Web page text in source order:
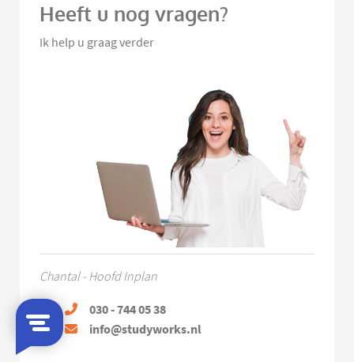
Heeft u nog vragen?
Ik help u graag verder
Chantal - Hoofd Inplan
030 - 744 05 38
info@studyworks.nl